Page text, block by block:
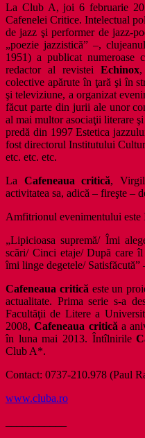
La Club A, joi 6 februarie
Cafenelei Critice. Intelectual
de jazz şi performer de jazz-
„poezie jazzistică” –,
1951) a publicat
redactor al revisteiEchinox
colective apărute în ţară şi în
şi televiziune, a organizat
făcut parte din jurii ale unor
al mai multor asociaţii literare
predă din 1997 Estetica
fost directorul Institutului
etc. etc. etc.
La Cafeneaua critică,
activitatea sa, adică – fireşte –
Amfitrionul evenimentului este
„Lipicioasa supremă/ Îmi
scări/ Cinci etaje/ După care
îmi linge degetele/ Satisfăcută”
Cafeneaua critică este un
actualitate. Prima serie s-a
Facultăţii de Litere a
2008,Cafeneaua critică a
în luna mai 2013. Întîlnirile
Club A*.
Contact: 0737-210.978 (Paul
www.cluba.ro